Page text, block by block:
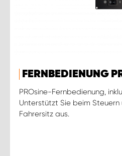
FERNBEDIENUNG
PROsine-Fernbedienung,
Unterstützt Sie beim Steuern
Fahrersitz aus.